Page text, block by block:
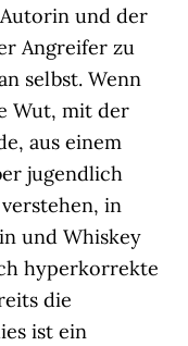
und der
Angreifer zu
selbst. Wenn
Wut, mit der
aus einem
jugendlich
in
und Whiskey
hyperkorrekte
die
ist ein